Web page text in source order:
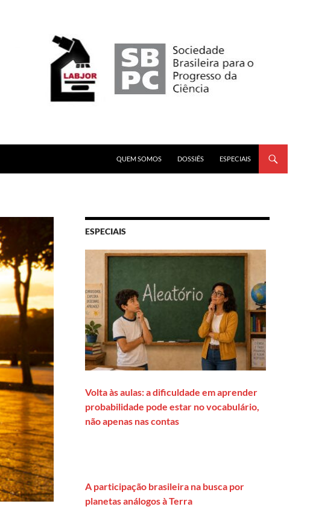
QUEM SOMOS
DOSSIÊS ESPECIAIS
ESPECIAIS
Volta às aulas: a dificuldade em aprender
probabilidade pode estar no vocabulário,
não apenas nas contas
A participação brasileira na busca por
planetas análogos à Terra